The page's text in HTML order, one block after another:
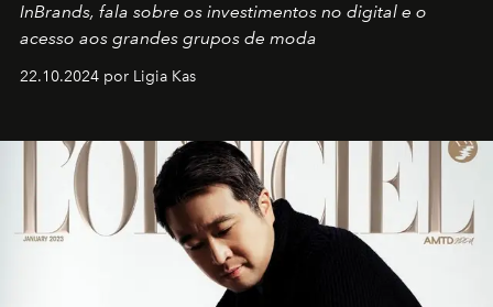
InBrands, fala sobre os investimentos no digital e o
acesso aos grandes grupos de moda
22.10.2024 por Ligia Kas